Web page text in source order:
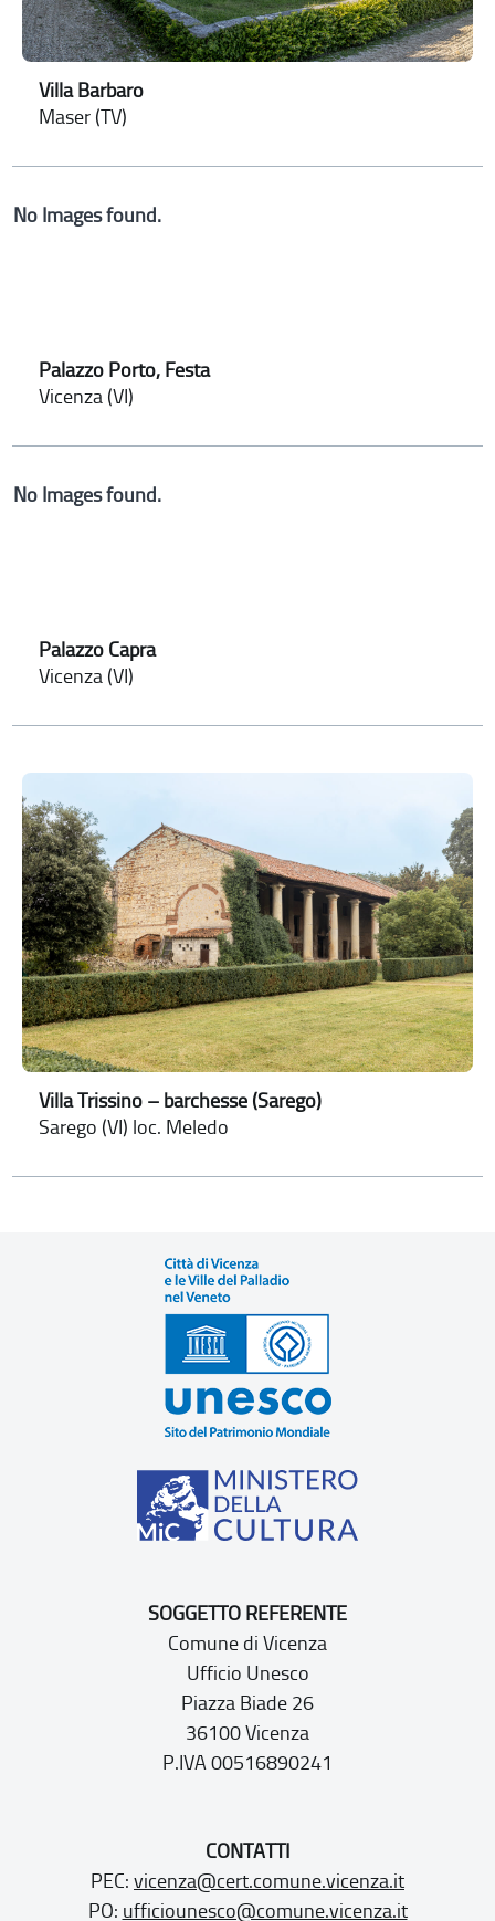
Villa Barbaro
Maser (TV)
No Images found.
Palazzo Porto, Festa
Vicenza (VI)
No Images found.
Palazzo Capra
Vicenza (VI)
Villa Trissino – barchesse (Sarego)
Sarego (VI) loc. Meledo
SOGGETTO REFERENTE
Comune di Vicenza
Ufficio Unesco
Piazza Biade 26
36100 Vicenza
P.IVA 00516890241
CONTATTI
PEC: vicenza@cert.comune.vicenza.it
PO: ufficiounesco@comune.vicenza.it